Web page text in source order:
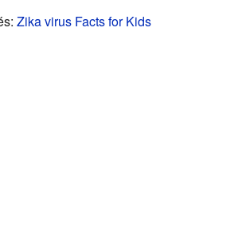
Zika virus Facts for Kids